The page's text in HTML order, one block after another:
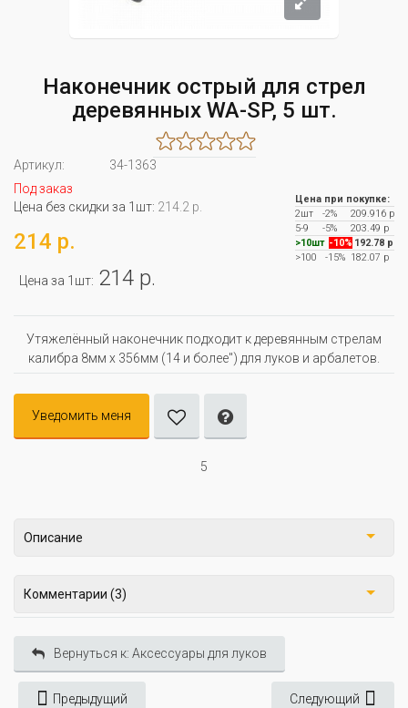
Наконечник острый для стрел
деревянных WA-SP, 5 шт.
Артикул:
34-1363
Под заказ
Цена без скидки за 1шт: 214.2 р.
214 р.
Цена за 1шт: 214 р.
Цена при покупке:
2шт
-2%
209.916 р
5-9
-5%
203.49 р
>10шт -10% 192.78 р
>100
-15% 182.07 р
Утяжелённый наконечник подходит к деревянным стрелам
калибра 8мм х 356мм (14 и более") для луков и арбалетов.
Уведомить меня
5
Описание
Комментарии (3)
Вернуться к: Аксессуары для луков
Предыдущий Следующий